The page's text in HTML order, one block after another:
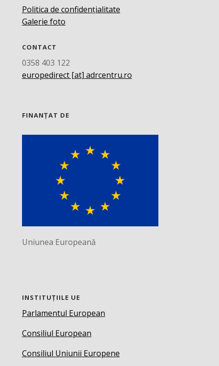
Politica de confidențialitate
Galerie foto
CONTACT
0358 403 122
europedirect [at] adrcentru.ro
FINANȚAT DE
Uniunea Europeană
INSTITUȚIILE UE
Parlamentul European
Consiliul European
Consiliul Uniunii Europene